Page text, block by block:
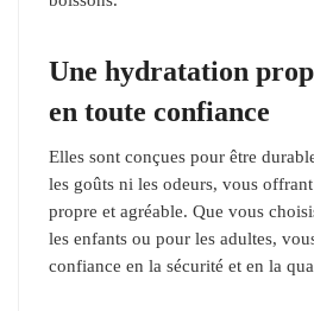
Une hydratation
en toute confiance
Elles sont conçues pour être
les goûts ni les odeurs, vous
propre et agréable. Que vous
les enfants ou pour les adultes,
confiance en la sécurité et en la